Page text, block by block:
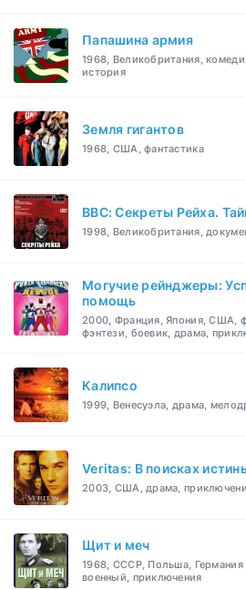
Папашина армия
1968, Великобритания,
история
Земля гигантов
1968, США, фантастика
BBC: Секреты Рейха.
1998, Великобритания,
Могучие рейнджеры:
помощь
2000, Франция, Япония, США,
фэнтези, боевик, драма,
Калипсо
1999, Венесуэла, драма,
Veritas: В поисках
2003, США, драма,
Щит и меч
1968, СССР, Польша, Германия
военный, приключения